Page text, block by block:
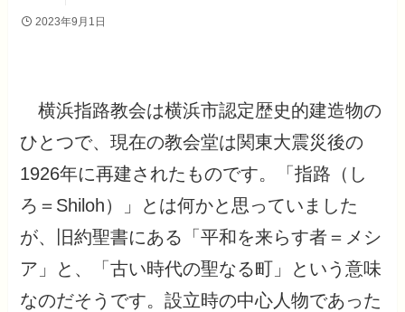
2023年9月1日
横浜指路教会は横浜市認定歴史的建造物の
ひとつで、現在の教会堂は関東大震災後の
1926年に再建されたものです。「指路（し
ろ＝Shiloh）」とは何かと思っていました
が、旧約聖書にある「平和を来らす者＝メシ
ア」と、「古い時代の聖なる町」という意味
なのだそうです。設立時の中心人物であった